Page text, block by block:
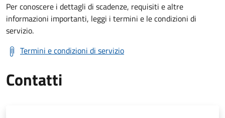
Per conoscere i dettagli di scadenze, requisiti e altre
informazioni importanti, leggi i termini e le condizioni di
servizio.
Termini e condizioni di servizio
Contatti